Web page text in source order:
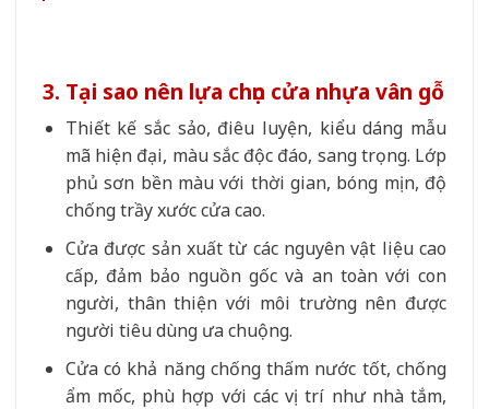
3. Tại sao nên lựa chọn cửa nhựa vân gỗ
Thiết kế sắc sảo, điêu luyện, kiểu dáng mẫu
mã hiện đại, màu sắc độc đáo, sang trọng. Lớp
phủ sơn bền màu với thời gian, bóng mịn, độ
chống trầy xước cửa cao.
Cửa được sản xuất từ các nguyên vật liệu cao
cấp, đảm bảo nguồn gốc và an toàn với con
người, thân thiện với môi trường nên được
người tiêu dùng ưa chuộng.
Cửa có khả năng chống thấm nước tốt, chống
ẩm mốc, phù hợp với các vị trí như nhà tắm,